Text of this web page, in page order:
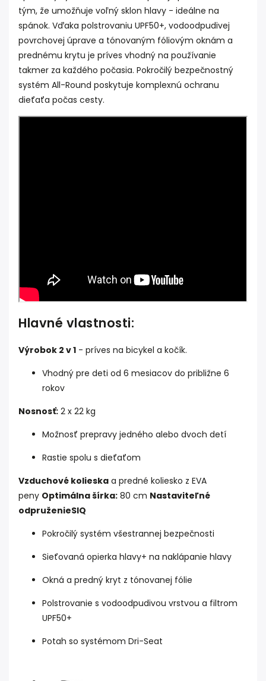
tým, že umožňuje voľný sklon hlavy - ideálne na
spánok. Vďaka polstrovaniu UPF50+, vodoodpudivej
povrchovej úprave a tónovaným fóliovým oknám a
prednému krytu je príves vhodný na používanie
takmer za každého počasia. Pokročilý bezpečnostný
systém All-Round poskytuje komplexnú ochranu
dieťaťa počas cesty.
Hlavné vlastnosti:
Výrobok 2 v 1 - príves na bicykel a kočík.
Vhodný pre deti od 6 mesiacov do približne 6
rokov
Nosnosť: 2 x 22 kg
Možnosť prepravy jedného alebo dvoch detí
Rastie spolu s dieťaťom
Vzduchové kolieska a predné koliesko z EVA
peny Optimálna šírka: 80 cm Nastaviteľné
odpruženieSIQ
Pokročilý systém všestrannej bezpečnosti
Sieťovaná opierka hlavy+ na naklápanie hlavy
Okná a predný kryt z tónovanej fólie
Polstrovanie s vodoodpudivou vrstvou a filtrom
UPF50+
Potah so systémom Dri-Seat